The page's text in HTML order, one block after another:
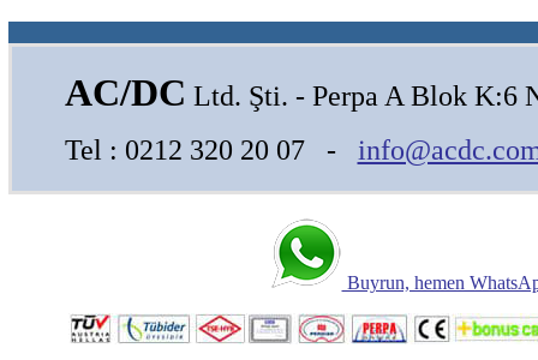
AC/DC Ltd. Şti. - Perpa A Blok K:6
Tel : 0212 320 20 07 -
Buyrun, hemen